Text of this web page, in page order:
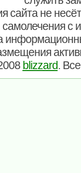
сайта не
самолечения с
blizzard.